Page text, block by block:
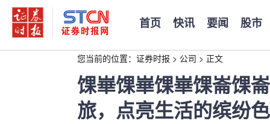
首页 快讯 要闻 股市
您当前的位置： 证券时报 > 公司 > 正文
馃崋馃崋馃崋馃崙馃
旅，点亮生活的缤纷